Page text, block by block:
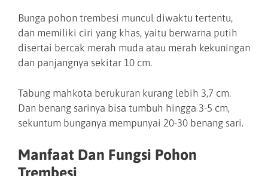
Bunga pohon trembesi muncul diwaktu tertentu,
dan memiliki ciri yang khas, yaitu berwarna putih
disertai bercak merah muda atau merah kekuningan
dan panjangnya sekitar 10 cm.
Tabung mahkota berukuran kurang lebih 3,7 cm.
Dan benang sarinya bisa tumbuh hingga 3-5 cm,
sekuntum bunganya mempunyai 20-30 benang sari.
Manfaat Dan Fungsi Pohon
Trembesi